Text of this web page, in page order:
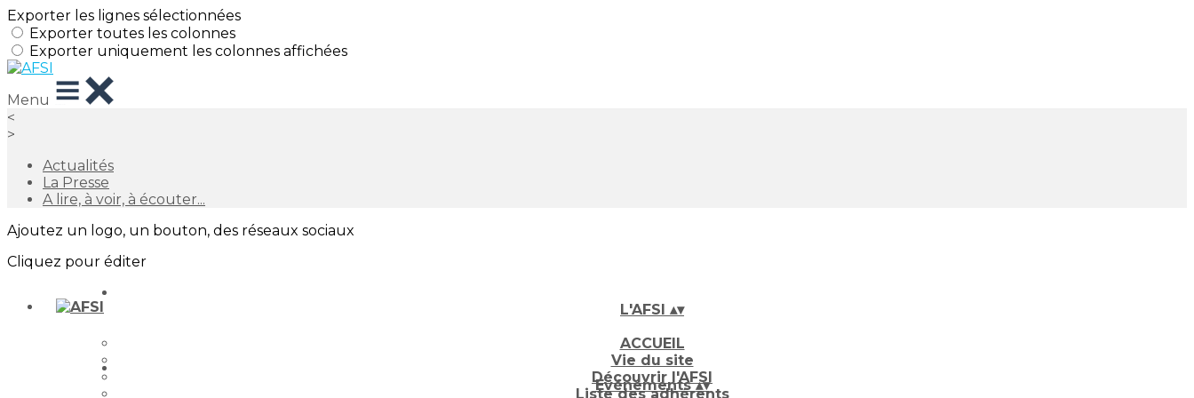
Exporter les lignes sélectionnées
Exporter toutes les colonnes
Exporter uniquement les colonnes affichées
Menu
<
>
Actualités
La Presse
A lire, à voir, à écouter...
Ajoutez un logo, un bouton, des réseaux sociaux
Cliquez pour éditer
L'AFSI ▴▾
ACCUEIL
Vie du site
Découvrir l'AFSI
Liste des adhérents
Evénements▴▾